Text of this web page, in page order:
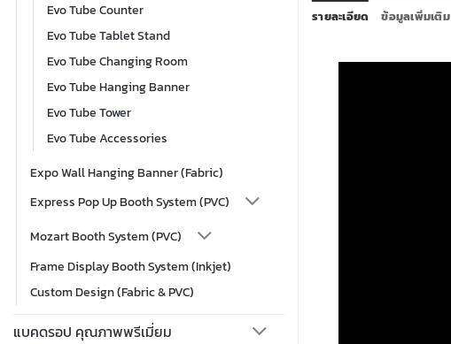
Evo Tube Counter
Evo Tube Tablet Stand
Evo Tube Changing Room
Evo Tube Hanging Banner
Evo Tube Tower
Evo Tube Accessories
Expo Wall Hanging Banner (Fabric)
Express Pop Up Booth System (PVC)
Mozart Booth System (PVC)
Frame Display Booth System (Inkjet)
Custom Design (Fabric & PVC)
แบคดรอป คุณภาพพรีเมี่ยม
รายละเอียด ข้อมูลเพิ่มเติม